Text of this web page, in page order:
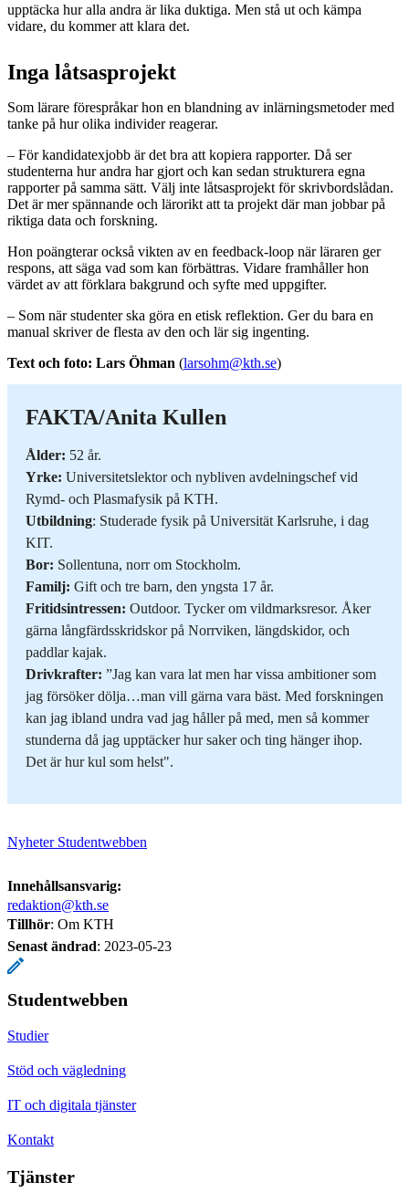
upptäcka hur alla andra är lika duktiga. Men stå ut och kämpa
vidare, du kommer att klara det.
Inga låtsasprojekt
Som lärare förespråkar hon en blandning av inlärningsmetoder med
tanke på hur olika individer reagerar.
– För kandidatexjobb är det bra att kopiera rapporter. Då ser
studenterna hur andra har gjort och kan sedan strukturera egna
rapporter på samma sätt. Välj inte låtsasprojekt för skrivbordslådan.
Det är mer spännande och lärorikt att ta projekt där man jobbar på
riktiga data och forskning.
Hon poängterar också vikten av en feedback-loop när läraren ger
respons, att säga vad som kan förbättras. Vidare framhåller hon
värdet av att förklara bakgrund och syfte med uppgifter.
– Som när studenter ska göra en etisk reflektion. Ger du bara en
manual skriver de flesta av den och lär sig ingenting.
Text och foto: Lars Öhman (larsohm@kth.se)
FAKTA/Anita Kullen
Ålder: 52 år.
Yrke: Universitetslektor och nybliven avdelningschef vid
Rymd- och Plasmafysik på KTH.
Utbildning: Studerade fysik på Universität Karlsruhe, i dag
KIT.
Bor: Sollentuna, norr om Stockholm.
Familj: Gift och tre barn, den yngsta 17 år.
Fritidsintressen: Outdoor. Tycker om vildmarksresor. Åker
gärna långfärdsskridskor på Norrviken, längdskidor, och
paddlar kajak.
Drivkrafter: ”Jag kan vara lat men har vissa ambitioner som
jag försöker dölja…man vill gärna vara bäst. Med forskningen
kan jag ibland undra vad jag håller på med, men så kommer
stunderna då jag upptäcker hur saker och ting hänger ihop.
Det är hur kul som helst".
Nyheter Studentwebben
Innehållsansvarig:
redaktion@kth.se
Tillhör: Om KTH
Senast ändrad: 2023-05-23
Studentwebben
Studier
Stöd och vägledning
IT och digitala tjänster
Kontakt
Tjänster